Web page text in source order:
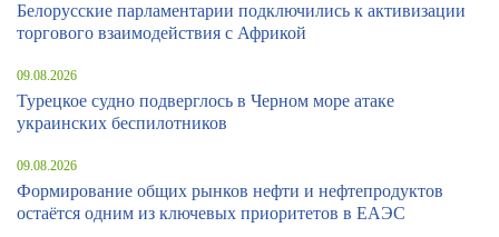
Белорусские парламентарии подключились к активизации
торгового взаимодействия с Африкой
09.08.2026
Турецкое судно подверглось в Черном море атаке
украинских беспилотников
09.08.2026
Формирование общих рынков нефти и нефтепродуктов
остаётся одним из ключевых приоритетов в ЕАЭС